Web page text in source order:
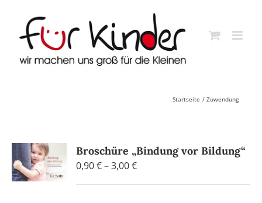
content
Startseite Zuwendung
Broschüre „Bindung vor Bildung“
0,90€–3,00€Preisspanne: